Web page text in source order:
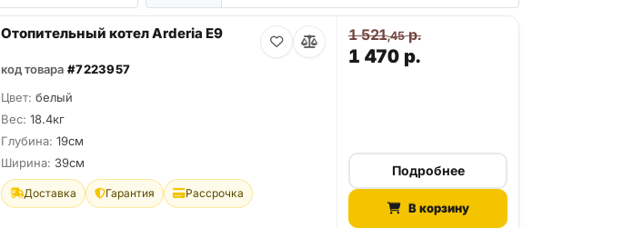
Отопительный котел Arderia E9
код товара #7223957
Цвет: белый
Вес: 18.4кг
Глубина: 19см
Ширина: 39см
Доставка Гарантия Рассрочка
1 470 р.
1 521,45р.
Подробнее
В корзину